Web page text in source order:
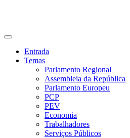
Entrada
Temas
Parlamento Regional
Assembleia da República
Parlamento Europeu
PCP
PEV
Economia
Trabalhadores
Serviços Públicos